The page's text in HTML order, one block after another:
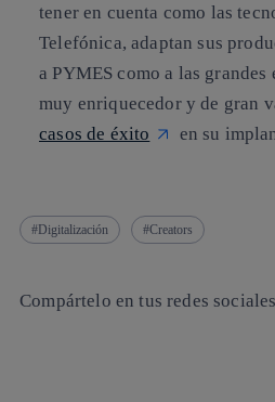
tener en cuenta como las
Telefónica, adaptan sus
a PYMES como a las grandes
muy enriquecedor y de gran
casos de éxito
en su
Digitalización Creators
Compártelo en tus redes sociales